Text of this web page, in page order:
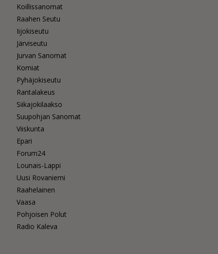
Koillissanomat
Raahen Seutu
Iijokiseutu
Järviseutu
Jurvan Sanomat
Komiat
Pyhäjokiseutu
Rantalakeus
Siikajokilaakso
Suupohjan Sanomat
Viiskunta
Epari
Forum24
Lounais-Lappi
Uusi Rovaniemi
Raahelainen
Vaasa
Pohjoisen Polut
Radio Kaleva